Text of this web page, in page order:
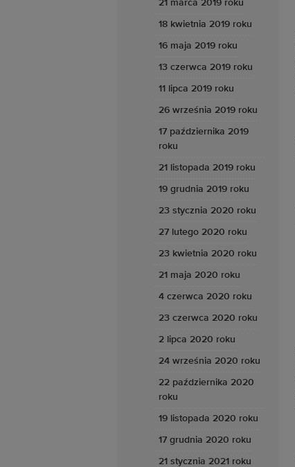
21 marca 2019 roku
18 kwietnia 2019 roku
16 maja 2019 roku
13 czerwca 2019 roku
11 lipca 2019 roku
26 września 2019 roku
17 października 2019
roku
21 listopada 2019 roku
19 grudnia 2019 roku
23 stycznia 2020 roku
27 lutego 2020 roku
23 kwietnia 2020 roku
21 maja 2020 roku
4 czerwca 2020 roku
23 czerwca 2020 roku
2 lipca 2020 roku
24 września 2020 roku
22 października 2020
roku
19 listopada 2020 roku
17 grudnia 2020 roku
21 stycznia 2021 roku